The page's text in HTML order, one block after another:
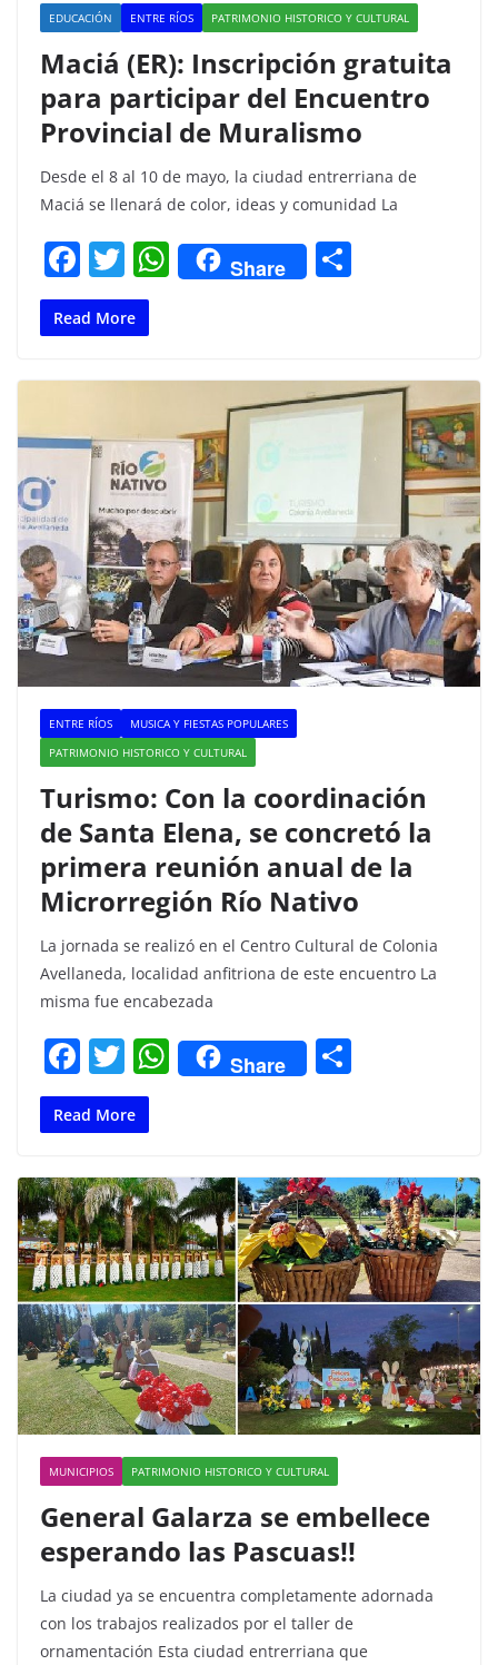
EDUCACIÓN ENTRE RÍOS PATRIMONIO HISTORICO Y CULTURAL
Maciá (ER): Inscripción gratuita
para participar del Encuentro
Provincial de Muralismo
Desde el 8 al 10 de mayo, la ciudad entrerriana de
Maciá se llenará de color, ideas y comunidad La
F
a
c
o
o
k
T
w
itt
W
h
p
p
Share
ar
tir
Read More
ENTRE RÍOS
MUSICA Y FIESTAS POPULARES
PATRIMONIO HISTORICO Y CULTURAL
Turismo: Con la coordinación
de Santa Elena, se concretó la
primera reunión anual de la
Microrregión Río Nativo
La jornada se realizó en el Centro Cultural de Colonia
Avellaneda, localidad anfitriona de este encuentro La
misma fue encabezada
F
a
c
b
o
o
k
T
w
itt
W
h
A
p
p
Share
ar
tir
Read More
MUNICIPIOS PATRIMONIO HISTORICO Y CULTURAL
General Galarza se embellece
esperando las Pascuas!!
La ciudad ya se encuentra completamente adornada
con los trabajos realizados por el taller de
ornamentación Esta ciudad entrerriana que